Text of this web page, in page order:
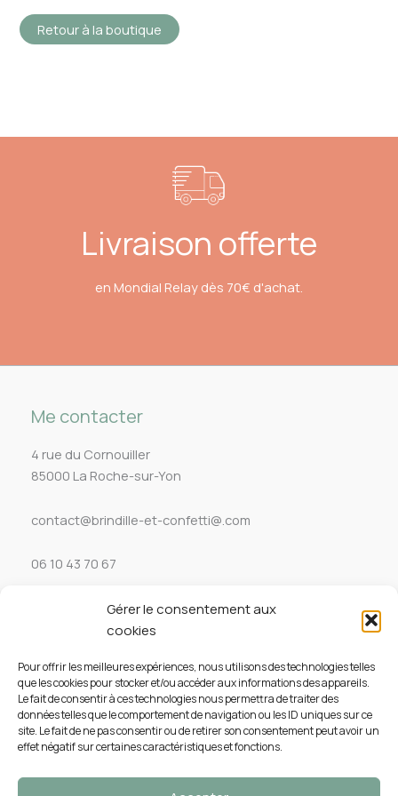
Gérer le consentement aux
cookies
Pour offrir les meilleures expériences, nous utilisons des technologies telles
que les cookies pour stocker et/ou accéder aux informations des appareils.
Le fait de consentir à ces technologies nous permettra de traiter des
données telles que le comportement de navigation ou les ID uniques sur ce
site. Le fait de ne pas consentir ou de retirer son consentement peut avoir un
effet négatif sur certaines caractéristiques et fonctions.
Retour à la boutique
Livraison offerte
en Mondial Relay dès 70€ d'achat.
Me contacter
4 rue du Cornouiller
85000 La Roche-sur-Yon
contact@brindille-et-confetti@.com
06 10 43 70 67
Service client
Mes Commandes
Mon Compte